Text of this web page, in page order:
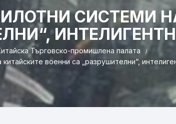
СИСТЕМИ
Търговско-промишлена палaта
военни са „разрушителни“,